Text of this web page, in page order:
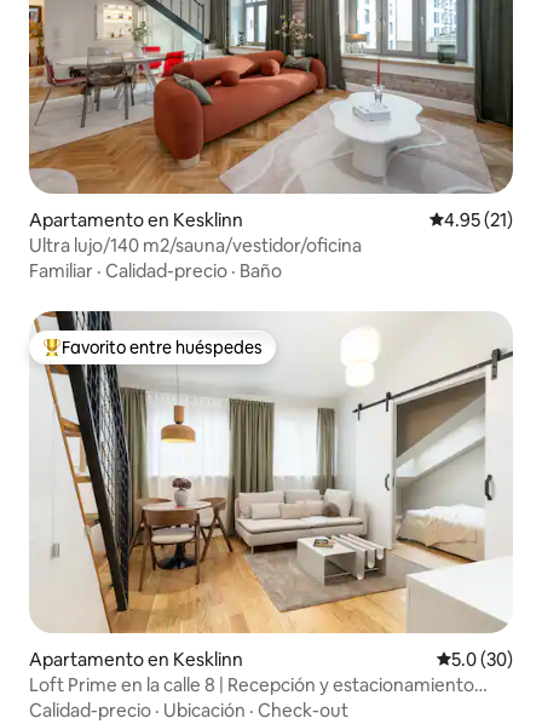
Apartamento en Kesklinn Calificación
4.95 (21)
Ultra lujo/140 m2/sauna/vestidor/oficina
Familiar · Calidad-precio · Baño
Favorito entre huéspedes preferido
Favorito entre huéspedes
Apartamento en Kesklinn Calificación
5.0 (30)
Loft Prime en la calle 8 | Recepción y estacionamiento
24/7
Calidad-precio · Ubicación · Check-out